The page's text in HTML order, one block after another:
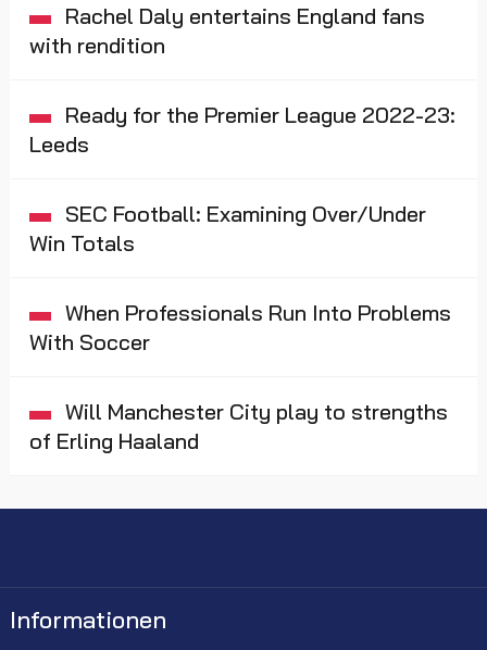
Rachel Daly entertains England fans
with rendition
Ready for the Premier League 2022-23:
Leeds
SEC Football: Examining Over/Under
Win Totals
When Professionals Run Into Problems
With Soccer
Will Manchester City play to strengths
of Erling Haaland
Informationen